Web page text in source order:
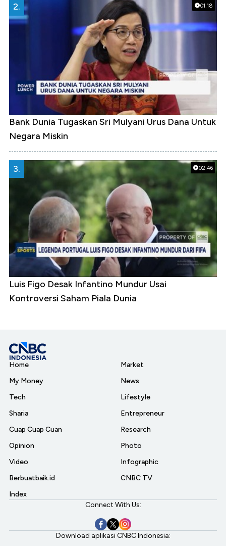
01:18
2.
Bank Dunia Tugaskan Sri Mulyani Urus Dana Untuk
Negara Miskin
02:46
3.
Luis Figo Desak Infantino Mundur Usai
Kontroversi Saham Piala Dunia
Home
My Money
Tech
Sharia
Cuap Cuap Cuan
Opinion
Video
Berbuatbaik.id
Index
Market
News
Lifestyle
Entrepreneur
Research
Photo
Infographic
CNBC TV
Connect With Us:
Download aplikasi CNBC Indonesia: